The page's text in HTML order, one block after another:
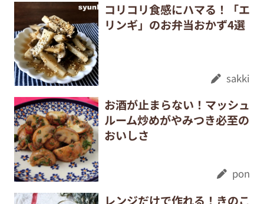
コリコリ食感にハマる！「エ
リンギ」のお弁当おかず4選
sakki
お酒が止まらない！マッシュ
ルーム炒めがやみつき必至の
おいしさ
pon
レンジだけで作れる！きのこ